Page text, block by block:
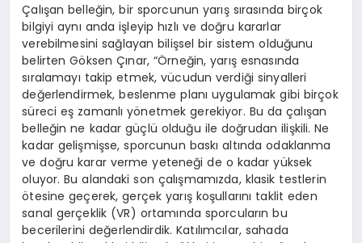
Çalışan belleğin, bir sporcunun yarış sırasında birçok
bilgiyi aynı anda işleyip hızlı ve doğru kararlar
verebilmesini sağlayan bilişsel bir sistem olduğunu
belirten Göksen Çınar, “Örneğin, yarış esnasında
sıralamayı takip etmek, vücudun verdiği sinyalleri
değerlendirmek, beslenme planı uygulamak gibi birçok
süreci eş zamanlı yönetmek gerekiyor. Bu da çalışan
belleğin ne kadar güçlü olduğu ile doğrudan ilişkili. Ne
kadar gelişmişse, sporcunun baskı altında odaklanma
ve doğru karar verme yeteneği de o kadar yüksek
oluyor. Bu alandaki son çalışmamızda, klasik testlerin
ötesine geçerek, gerçek yarış koşullarını taklit eden
sanal gerçeklik (VR) ortamında sporcuların bu
becerilerini değerlendirdik. Katılımcılar, sahada